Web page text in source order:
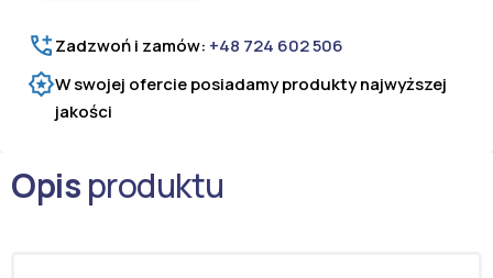
ocynkowany
Zadzwoń i zamów: +48 724 602 506
W swojej ofercie posiadamy produkty najwyższej
jakości
Opisproduktu